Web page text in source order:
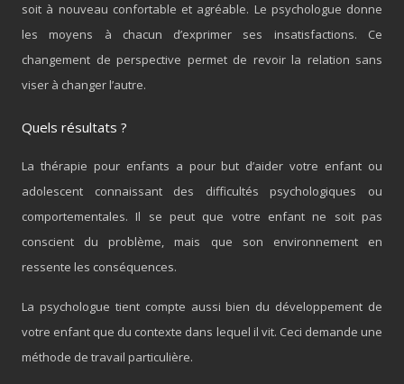
soit à nouveau confortable et agréable. Le psychologue donne
les moyens à chacun d’exprimer ses insatisfactions. Ce
changement de perspective permet de revoir la relation sans
viser à changer l’autre.
Quels résultats ?
La thérapie pour enfants a pour but d’aider votre enfant ou
adolescent connaissant des difficultés psychologiques ou
comportementales. Il se peut que votre enfant ne soit pas
conscient du problème, mais que son environnement en
ressente les conséquences.
La psychologue tient compte aussi bien du développement de
votre enfant que du contexte dans lequel il vit. Ceci demande une
méthode de travail particulière.